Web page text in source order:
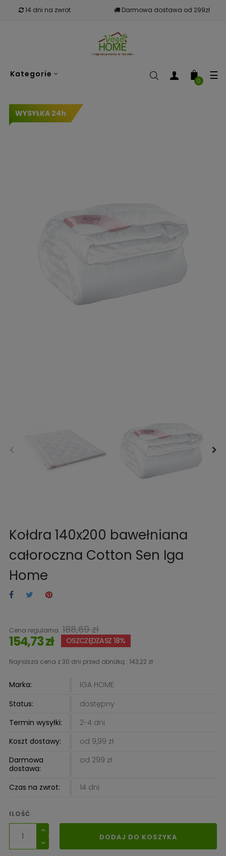
14 dni na zwrot Darmowa dostawa od 299zł
Kategorie ☰
0
WYSYŁKA 24h
Kołdra 140x200 bawełniana
całoroczna Cotton Sen Iga
Home
Cena regularna 188,69 zł
154,73 zł OSZCZĘDZASZ 18%
Najniższa cena z 30 dni przed obniżką : 143,22 zł
Marka:
IGA HOME
Status:
dostępny
Termin wysyłki:
2-4 dni
Koszt dostawy:
od 9,99 zł
Darmowa
dostawa:
od 299 zł
Czas na zwrot: 14 dni
ILOŚĆ
DODAJ DO KOSZYKA